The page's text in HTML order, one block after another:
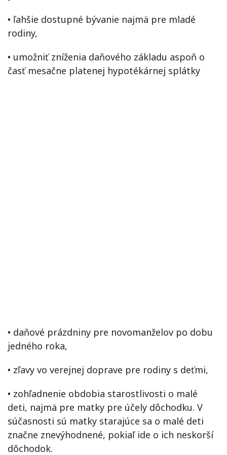
• ľahšie dostupné bývanie najmä pre mladé
rodiny,
• umožniť zníženia daňového základu aspoň o
časť mesačne platenej hypotékárnej splátky
• daňové prázdniny pre novomanželov po dobu
jedného roka,
• zľavy vo verejnej doprave pre rodiny s deťmi,
• zohľadnenie obdobia starostlivosti o malé
deti, najmä pre matky pre účely dôchodku. V
súčasnosti sú matky starajúce sa o malé deti
značne znevýhodnené, pokiaľ ide o ich neskorší
dôchodok.